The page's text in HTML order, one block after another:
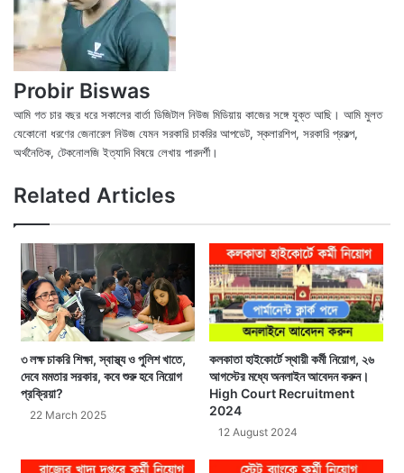
Probir Biswas
আমি গত চার বছর ধরে সকালের বার্তা ডিজিটাল নিউজ মিডিয়ায় কাজের সঙ্গে যুক্ত আছি। আমি মুলত
যেকোনো ধরণের জেনারেল নিউজ যেমন সরকারি চাকরির আপডেট, স্কলারশিপ, সরকারি প্রকল্প,
অর্থনৈতিক, টেকনোলজি ইত্যাদি বিষয়ে লেখায় পারদর্শী।
Related Articles
৩ লক্ষ চাকরি শিক্ষা, স্বাস্থ্য ও পুলিশ খাতে,
দেবে মমতার সরকার, কবে শুরু হবে নিয়োগ
প্রক্রিয়া?
22 March 2025
কলকাতা হাইকোর্টে স্থায়ী কর্মী নিয়োগ, ২৬
আগস্টের মধ্যে অনলাইন আবেদন করুন।
High Court Recruitment
2024
12 August 2024